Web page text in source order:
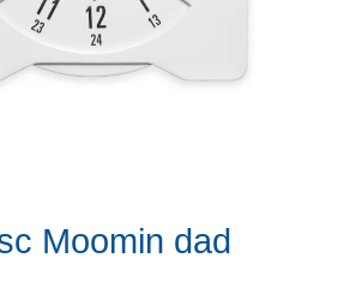
Moomin dad